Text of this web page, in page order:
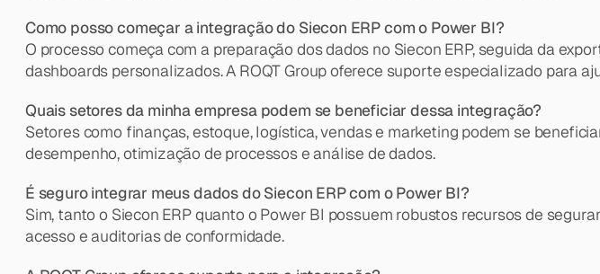
Como posso começar a integração do Siecon ERP com o Power BI?
O processo começa com a preparação dos dados no Siecon ERP, seguida da
dashboards personalizados. A ROQT Group oferece suporte especializado para
Quais setores da minha empresa podem se beneficiar dessa integração?
Setores como finanças, estoque, logística, vendas e marketing podem se
desempenho, otimização de processos e análise de dados.
É seguro integrar meus dados do Siecon ERP com o Power BI?
Sim, tanto o Siecon ERP quanto o Power BI possuem robustos recursos de
acesso e auditorias de conformidade.